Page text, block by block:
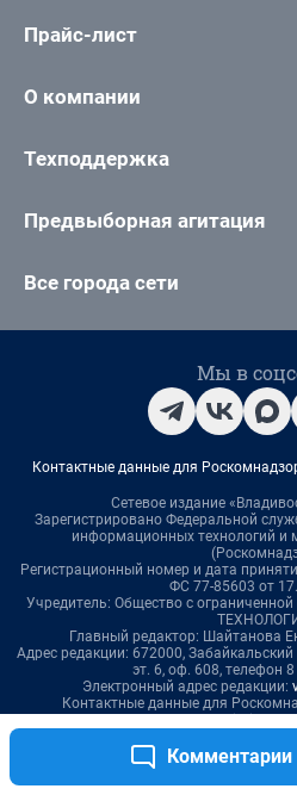
Комментарии
Прайс-лист
О компании
Техподдержка
Предвыборная агитация
Все города сети
Мы в
Контактные данные для
Сетевое издание
Зарегистрировано Федеральной
информационных технологий и
Регистрационный номер и дата
ФС 77-85603 от
Учредитель: Общество с
Главный редактор: Шайтанова
Адрес редакции: 672000,
эт. 6, оф. 608, телефон
Электронный адрес редакции:
Контактные данные для
органов: